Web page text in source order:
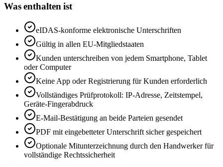
Was enthalten ist
eIDAS-konforme elektronische Unterschriften
Gültig in allen EU-Mitgliedstaaten
Kunden unterschreiben von jedem Smartphone, Tablet
oder Computer
Keine App oder Registrierung für Kunden erforderlich
Vollständiges Prüfprotokoll: IP-Adresse, Zeitstempel,
Geräte-Fingerabdruck
E-Mail-Bestätigung an beide Parteien gesendet
PDF mit eingebetteter Unterschrift sicher gespeichert
Optionale Mitunterzeichnung durch den Handwerker für
vollständige Rechtssicherheit